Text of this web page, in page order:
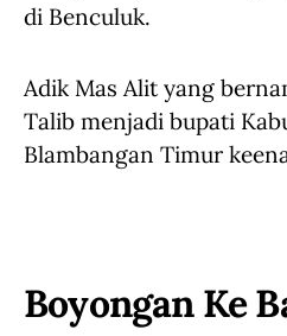
di Benculuk.
Adik Mas Alit yang
Talib menjadi bupati
Blambangan Timur
Boyongan Ke